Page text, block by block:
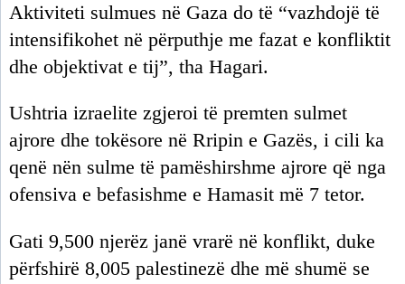
Aktiviteti sulmues në Gaza do të “vazhdojë të
intensifikohet në përputhje me fazat e konfliktit
dhe objektivat e tij”, tha Hagari.
Ushtria izraelite zgjeroi të premten sulmet
ajrore dhe tokësore në Rripin e Gazës, i cili ka
qenë nën sulme të pamëshirshme ajrore që nga
ofensiva e befasishme e Hamasit më 7 tetor.
Gati 9,500 njerëz janë vrarë në konflikt, duke
përfshirë 8,005 palestinezë dhe më shumë se